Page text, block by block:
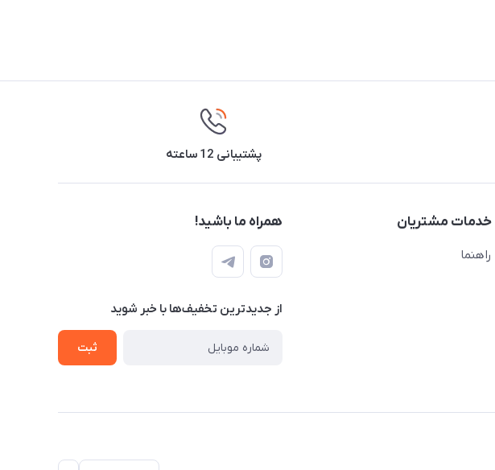
پشتیبانی 12 ساعته
خدمات مشتریان
راهنما
همراه ما باشید!
از جدید‌ترین تخفیف‌ها با‌ خبر شوید
ثبت